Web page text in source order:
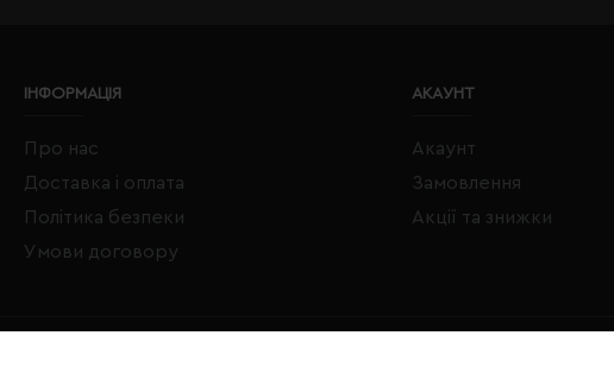
ІНФОРМАЦІЯ
Про нас
Доставка і оплата
Політика безпеки
Умови договору
АКАУНТ
Акаунт
Замовлення
Акції та знижки